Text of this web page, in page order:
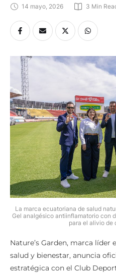
14 mayo, 2026 3 Min
La marca ecuatoriana de salud
Gel analgésico antiinflamatorio con
para el alivio de
Nature’s Garden, marca líder
salud y bienestar, anuncia
estratégica con el Club